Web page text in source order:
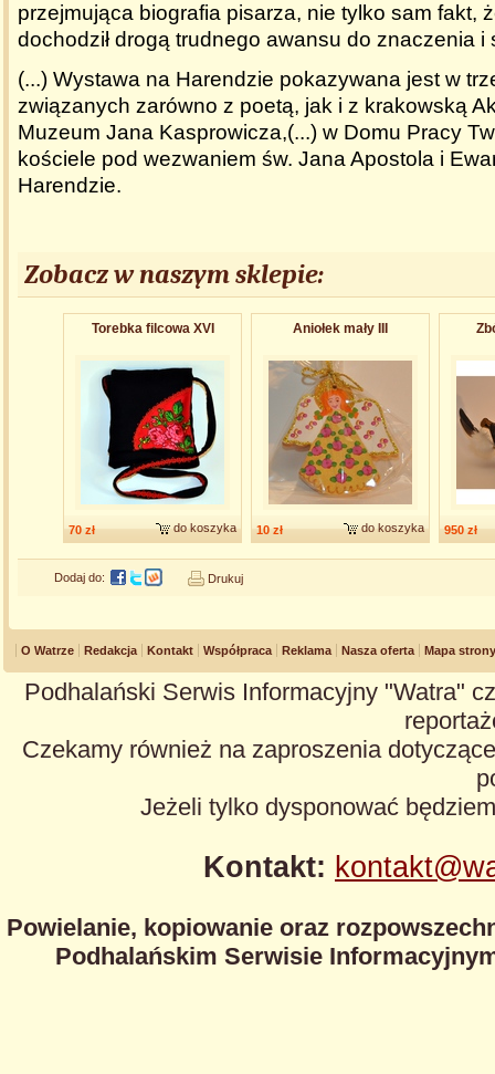
przejmująca biografia pisarza, nie tylko sam fakt,
dochodził drogą trudnego awansu do znaczenia i
(...) Wystawa na Harendzie pokazywana jest w
związanych zarówno z poetą, jak i z krakowską
Muzeum Jana Kasprowicza,(...) w Domu Pracy
kościele pod wezwaniem św. Jana Apostola i
Harendzie.
Zobacz w naszym sklepie:
Torebka filcowa XVI
70 zł do koszyka
Aniołek mały III
10 zł do koszyka 950 zł
Dodaj do: Drukuj
O Watrze Redakcja Kontakt Współpraca Reklama Nasza oferta Mapa strony
Podhalański Serwis Informacyjny "Watra"
Czekamy również na zaproszenia
Jeżeli tylko dysponować
Kontakt:
Powielanie, kopiowanie oraz
Podhalańskim Serwisie